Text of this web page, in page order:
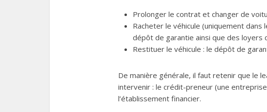
Prolonger le contrat et changer de
Racheter le véhicule (uniquement
dépôt de garantie ainsi que des loyers
Restituer le véhicule : le dépôt de
De manière générale, il faut retenir que le
intervenir : le crédit-preneur (une
l’établissement financier.